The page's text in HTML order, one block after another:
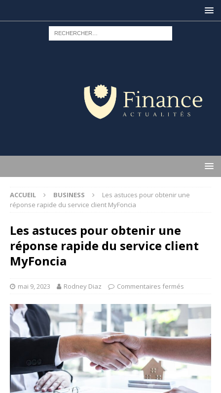
ACCUEIL BUSINESS
Les astuces pour obtenir une
réponse rapide du service client MyFoncia
Les astuces pour obtenir une
réponse rapide du service client
MyFoncia
mai 9, 2023 Rodney Diaz Commentaires fermés